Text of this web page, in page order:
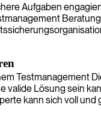
Aufgaben
Testmanagement
valide Lösung sein
kann sich voll